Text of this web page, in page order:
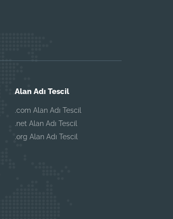
Alan Adı Tescil
.com Alan Adı Tescil
.net Alan Adı Tescil
.org Alan Adı Tescil